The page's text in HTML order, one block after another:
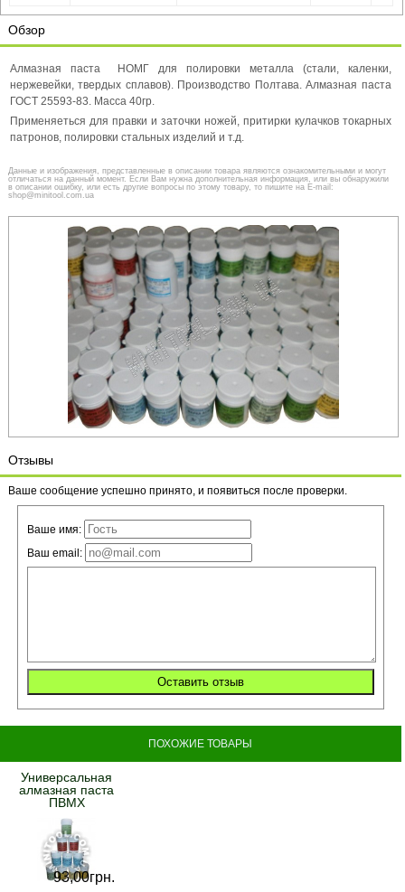
Обзор
Алмазная паста НОМГ для полировки металла (стали, каленки,
нержевейки, твердых сплавов). Производство Полтава. Алмазная паста
ГОСТ 25593-83. Масса 40гр.
Применяеться для правки и заточки ножей, притирки кулачков токарных
патронов, полировки стальных изделий и т.д.
Данные и изображения, представленные в описании товара являются ознакомительными и могут
отличаться на данный момент. Если Вам нужна дополнительная информация, или вы обнаружили
в описании ошибку, или есть другие вопросы по этому товару, то пишите на E-mail:
shop@minitool.com.ua
Отзывы
Ваше сообщение успешно принято, и появиться после проверки.
Ваше имя:
Ваш email:
ПОХОЖИЕ ТОВАРЫ
Универсальная
алмазная паста
ПВМХ
93,00грн.